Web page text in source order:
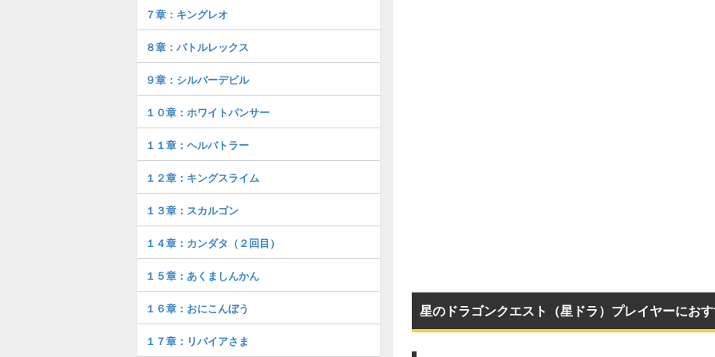
星のドラゴンクエスト（星ドラ）プレイヤーにおす
７章：キングレオ
８章：バトルレックス
９章：シルバーデビル
１０章：ホワイトパンサー
１１章：ヘルバトラー
１２章：キングスライム
１３章：スカルゴン
１４章：カンダタ（２回目）
１５章：あくましんかん
１６章：おにこんぼう
１７章：リバイアさま